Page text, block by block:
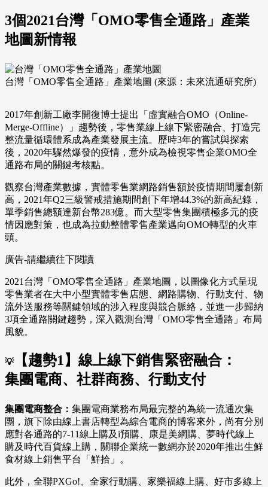
3個2021台灣「OMO零售全通路」產業
地圖新情報
台灣「OMO零售全通路」產業地圖 (來源：未來流通研究所)
2017年創新工廠李開復博士提出「虛實融合OMO（Online-
Merge-Offline）」趨勢後，零售業線上線下緊密融合、打造完
整流量循環體系成為產業發展主流。歷時3年的嘗試與探索
後，2020年驟然爆發的疫情，意外成為檢視零售企業OMO全
通路布局的關鍵考核點。
觀察台灣產業數據，實體零售業網路銷售額於疫情期間屢創新
高，2021年Q2三級警戒措施期間創下年增44.3%的新高紀錄，
單季銷售總額達新台幣283億。而大型零售集團積極多元的疫
情因應對策，也成為拉動整體零售產業邁向OMO轉型的火車
頭。
廣告-請繼續往下閱讀
2021台灣「OMO零售全通路」產業地圖，以圖像化方式呈現
零售業者在大中小型實體零售店態、網路購物、行動支付、物
流外送服務等關鍵領域的涉入程度與競合脈絡，並進一步歸納
3項全通路關鍵趨勢，深入觀測台灣「OMO零售全通路」布局
風貌。
💡【趨勢1】線上線下銷售緊密融合：
集團電商、社群商務、行動支付
集團電商整合： 集團電商業務布局最完整的為統一流通次集
團，旗下除由線上書店轉型為綜合電商的博客來外，尚有分別
應對各通路的7-11線上購及i預購、康是美網購、夢時代線上
購及時代百貨線上購，關聯企業統一數網亦於2020年推出生鮮
食材線上銷售平台「鮮拾」。
此外，全聯PXGo!、全家行動購、家樂福線上購、好市多線上